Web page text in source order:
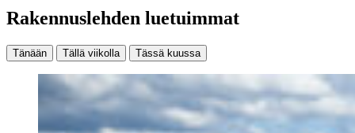
Rakennuslehden luetuimmat
Tänään Tällä viikolla Tässä kuussa